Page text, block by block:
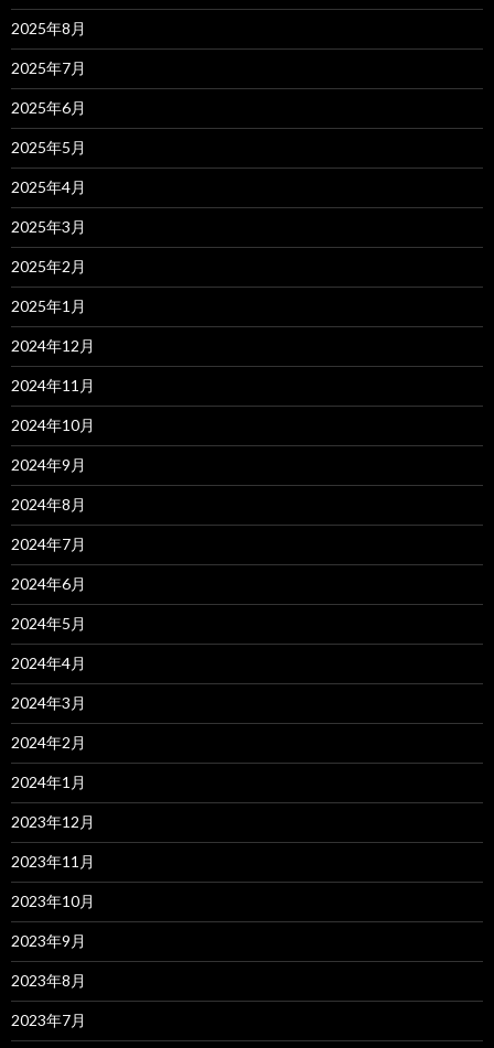
2025年8月
2025年7月
2025年6月
2025年5月
2025年4月
2025年3月
2025年2月
2025年1月
2024年12月
2024年11月
2024年10月
2024年9月
2024年8月
2024年7月
2024年6月
2024年5月
2024年4月
2024年3月
2024年2月
2024年1月
2023年12月
2023年11月
2023年10月
2023年9月
2023年8月
2023年7月